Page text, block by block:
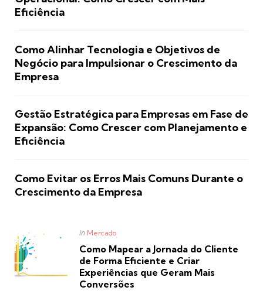
Eficiência
Como Alinhar Tecnologia e Objetivos de
Negócio para Impulsionar o Crescimento da
Empresa
Gestão Estratégica para Empresas em Fase de
Expansão: Como Crescer com Planejamento e
Eficiência
Como Evitar os Erros Mais Comuns Durante o
Crescimento da Empresa
Posted
in Mercado
Como Mapear a Jornada do Cliente
de Forma Eficiente e Criar
Experiências que Geram Mais
Conversões